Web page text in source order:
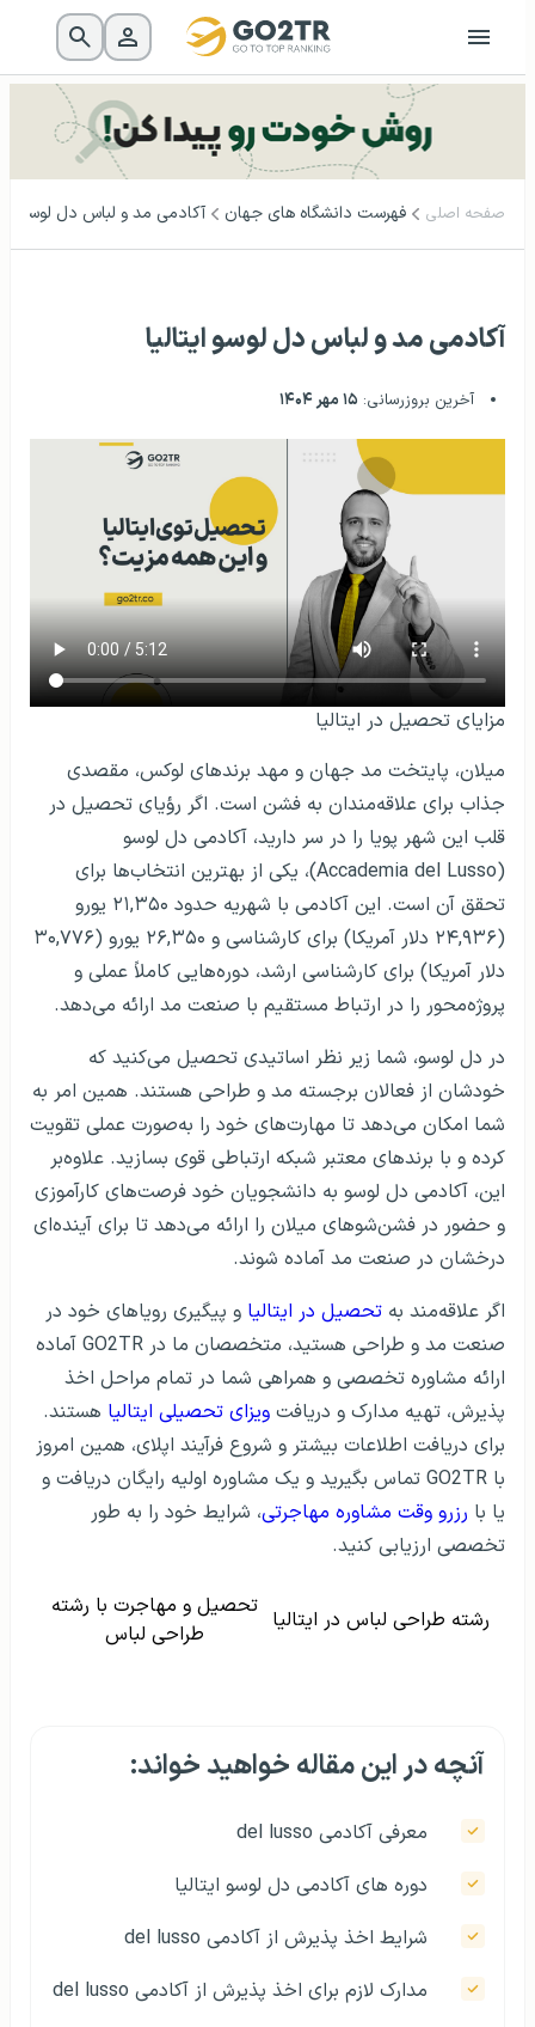
صفحه اصلی فهرست دانشگاه‌ های جهان آکادمی مد و لباس دل لوسو
آکادمی مد و لباس دل لوسو ایتالیا
آخرین بروزرسانی: ۱۵ مهر ۱۴۰۴
مزایای تحصیل در ایتالیا
میلان، پایتخت مد جهان و مهد برندهای لوکس، مقصدی
جذاب برای علاقه‌مندان به فشن است. اگر رؤیای تحصیل در
قلب این شهر پویا را در سر دارید، آکادمی دل لوسو
(Accademia del Lusso)، یکی از بهترین انتخاب‌ها برای
تحقق آن است. این آکادمی با شهریه حدود ۲۱,۳۵۰ یورو
(۲۴,۹۳۶ دلار آمریکا) برای کارشناسی و ۲۶,۳۵۰ یورو (۳۰,۷۷۶
دلار آمریکا) برای کارشناسی ارشد، دوره‌هایی کاملاً عملی و
پروژه‌محور را در ارتباط مستقیم با صنعت مد ارائه می‌دهد.
در دل لوسو، شما زیر نظر اساتیدی تحصیل می‌کنید که
خودشان از فعالان برجسته مد و طراحی هستند. همین امر به
شما امکان می‌دهد تا مهارت‌های خود را به‌صورت عملی تقویت
کرده و با برندهای معتبر شبکه ارتباطی قوی بسازید. علاوه‌بر
این، آکادمی دل لوسو به دانشجویان خود فرصت‌های کارآموزی
و حضور در فشن‌شوهای میلان را ارائه می‌دهد تا برای آینده‌ای
درخشان در صنعت مد آماده شوند.
اگر علاقه‌مند به تحصیل در ایتالیا و پیگیری رویاهای خود در
صنعت مد و طراحی هستید، متخصصان ما در GO2TR آماده
ارائه مشاوره تخصصی و همراهی شما در تمام مراحل اخذ
پذیرش، تهیه مدارک و دریافت ویزای تحصیلی ایتالیا هستند.
برای دریافت اطلاعات بیشتر و شروع فرآیند اپلای، همین امروز
با GO2TR تماس بگیرید و یک مشاوره اولیه رایگان دریافت و
یا با رزرو وقت مشاوره مهاجرتی، شرایط خود را به طور
تخصصی ارزیابی کنید.
رشته طراحی لباس در ایتالیا تحصیل و مهاجرت با رشته
طراحی لباس
آنچه در این مقاله خواهید خواند:
معرفی آکادمی del lusso
دوره های آکادمی دل لوسو ایتالیا
شرایط اخذ پذیرش از آکادمی del lusso
مدارک لازم برای اخذ پذیرش از آکادمی del lusso